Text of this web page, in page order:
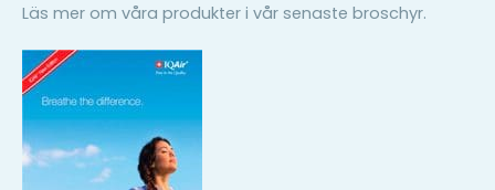
Läs mer om våra produkter i vår senaste broschyr.